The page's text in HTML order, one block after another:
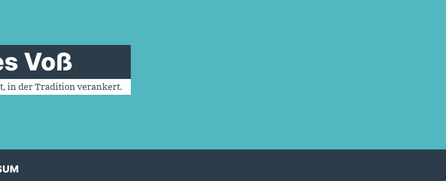
Voß⠀
in der Tradition verankert. ⠀